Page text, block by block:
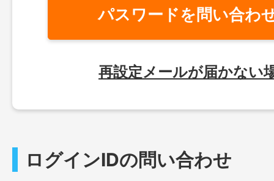
パスワードを問い合わ
再設定メールが届かない
ログインIDの問い合わせ